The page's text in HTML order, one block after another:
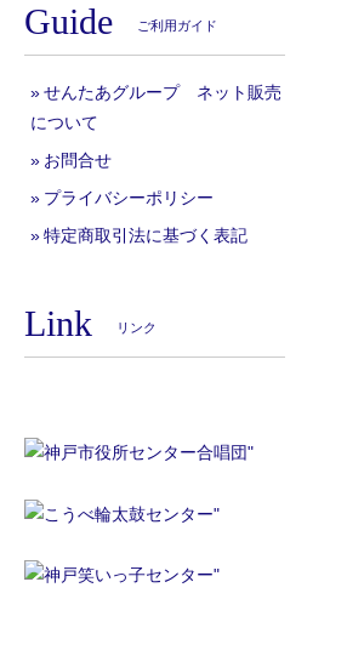
Guide ご利用ガイド
せんたあグループ ネット販売
について
お問合せ
プライバシーポリシー
特定商取引法に基づく表記
Link リンク